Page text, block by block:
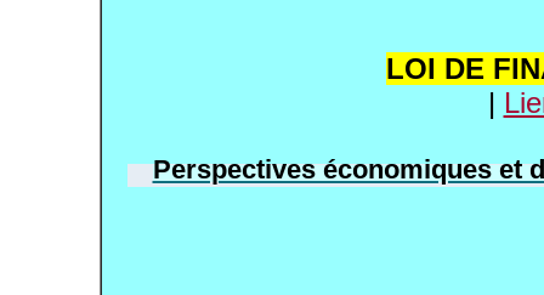
LOI DE
|
Perspectives économiques et